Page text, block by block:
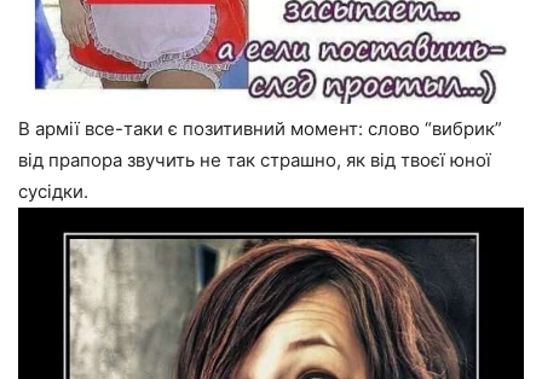
В армії все-таки є позитивний момент: слово “вибрик”
від прапора звучить не так страшно, як від твоєї юної
сусідки.